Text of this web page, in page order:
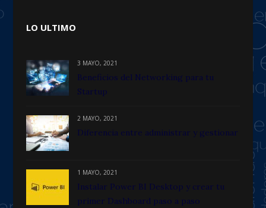
LO ULTIMO
3 MAYO, 2021
Beneficios del Networking para tu
Startup
2 MAYO, 2021
Diferencia entre administrar y gestionar
1 MAYO, 2021
Instalar Power BI Desktop y crear tu
primer Dashboard paso a paso